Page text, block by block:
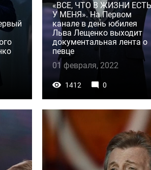
«ВСЕ, ЧТО В ЖИЗНИ ЕСТЬ
У МЕНЯ». На Первом
канале в день юбилея
Льва Лещенко выходит
документальная лента о
певце
01 февраля, 2022
1412 0